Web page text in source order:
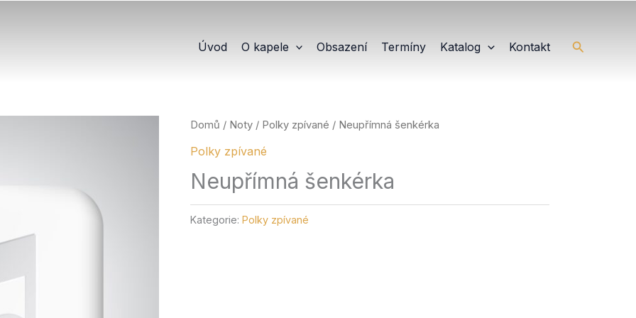
Úvod O kapele Obsazení Termíny Katalog Kontakt Hledat
Domů / Noty / Polky zpívané / Neupřímná šenkérka
Polky zpívané
Neupřímná šenkérka
Kategorie: Polky zpívané